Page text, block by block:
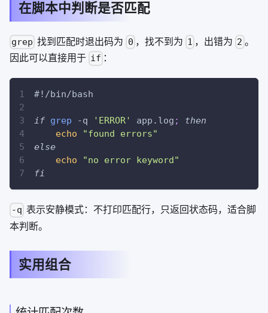
在脚本中判断是否匹配
grep 找到匹配时退出码为 0 ，找不到为 1 ，出错为 2 。
因此可以直接用于 if ：
#!/bin/bash
if grep -q 'ERROR' app.log ;
then
echo
"found errors"
else
echo
"no error keyword"
fi
-q 表示安静模式：不打印匹配行，只返回状态码，适合脚
本判断。
实用组合